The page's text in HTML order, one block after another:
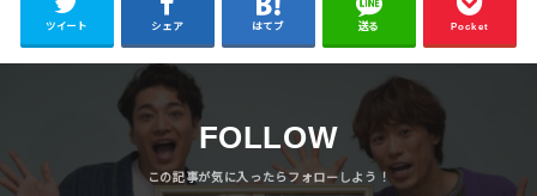
ツイート シェア はてブ 送る Pocket
FOLLOW